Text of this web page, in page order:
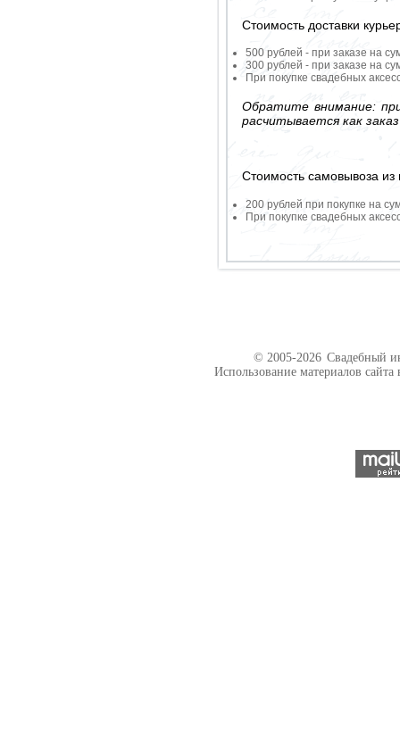
Стоимость доставки
500 рублей - при заказе на
300 рублей - при заказе на
При покупке свадебных
Обратите внимание:
расчитывается как
Стоимость самовывоза из
200 рублей при покупке на
При покупке свадебных
© 2005-2026 Свадебный
Использование материалов